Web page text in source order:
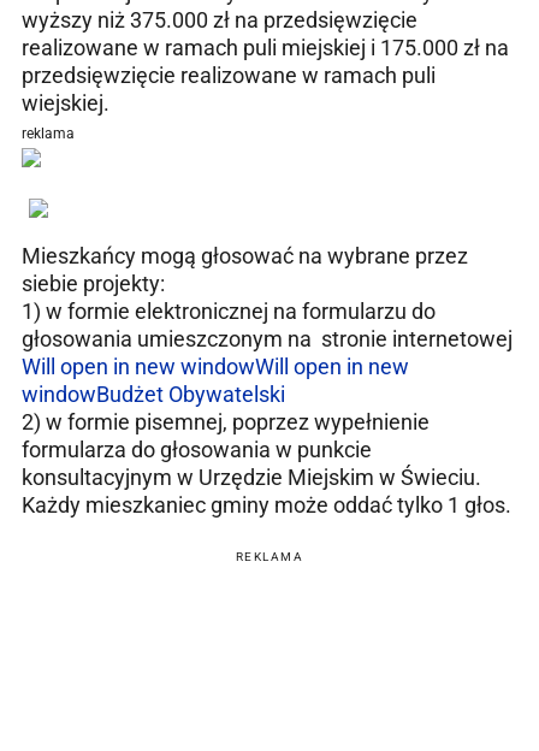
wyższy niż 375.000 zł na przedsięwzięcie
realizowane w ramach puli miejskiej i 175.000 zł na
przedsięwzięcie realizowane w ramach puli
wiejskiej.
reklama
Mieszkańcy mogą głosować na wybrane przez
siebie projekty:
1) w formie elektronicznej na formularzu do
głosowania umieszczonym na stronie internetowej
Will open in new windowWill open in new
windowBudżet Obywatelski
2) w formie pisemnej, poprzez wypełnienie
formularza do głosowania w punkcie
konsultacyjnym w Urzędzie Miejskim w Świeciu.
Każdy mieszkaniec gminy może oddać tylko 1 głos.
REKLAMA